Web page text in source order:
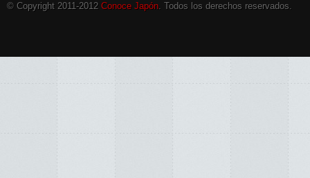
© Copyright 2011-2012 Conoce Japón. Todos los derechos reservados.